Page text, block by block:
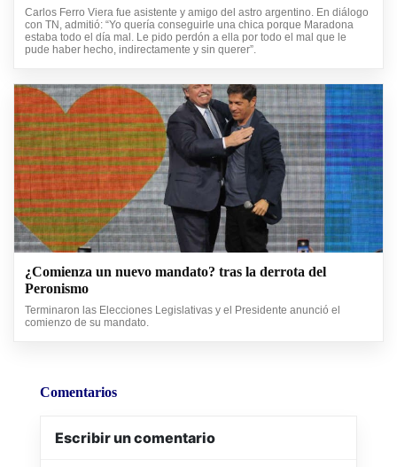
Carlos Ferro Viera fue asistente y amigo del astro argentino. En diálogo
con TN, admitió: “Yo quería conseguirle una chica porque Maradona
estaba todo el día mal. Le pido perdón a ella por todo el mal que le
pude haber hecho, indirectamente y sin querer”.
¿Comienza un nuevo mandato? tras la derrota del
Peronismo
Terminaron las Elecciones Legislativas y el Presidente anunció el
comienzo de su mandato.
Comentarios
Escribir un comentario